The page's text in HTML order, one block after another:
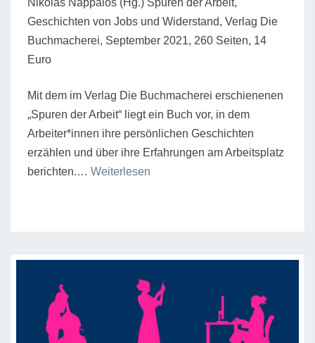
Geschichten von Jobs und Widerstand, Verlag Die
Buchmacherei, September 2021, 260 Seiten, 14
Euro
Mit dem im Verlag Die Buchmacherei erschienenen
„Spuren der Arbeit“ liegt ein Buch vor, in dem
Arbeiter*innen ihre persönlichen Geschichten
erzählen und über ihre Erfahrungen am Arbeitsplatz
berichten.… Weiterlesen
erster
Hand”